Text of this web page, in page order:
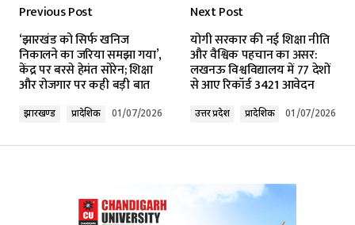
Required fields are marked*
Comment*
Previous Post
‘झारखंड को सिर्फ खनिज
निकालने का जरिया समझा गया’,
केंद्र पर बरसे हेमंत सोरेन; शिक्षा
और रोजगार पर कही बड़ी बात
झारखण्ड प्रादेशिक 01/07/2026
Next Post
योगी सरकार की नई शिक्षा नीति
और वैश्विक पहचान का असर:
लखनऊ विश्वविद्यालय में 77 देशों
से आए रिकॉर्ड 3421 आवेदन
उत्तर प्रदेश प्रादेशिक 01/07/2026